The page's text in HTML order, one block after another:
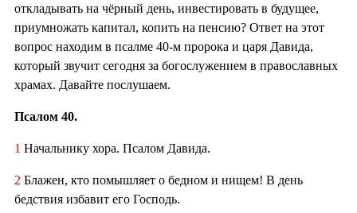
откладывать на чёрный день, инвестировать в будущее,
приумножать капитал, копить на пенсию? Ответ на этот
вопрос находим в псалме 40-м пророка и царя Давида,
который звучит сегодня за богослужением в православных
храмах. Давайте послушаем.
Псалом 40.
1 Начальнику хора. Псалом Давида.
2 Блажен, кто помышляет о бедном и нищем! В день
бедствия избавит его Господь.